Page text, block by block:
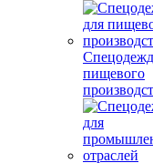
пищевого